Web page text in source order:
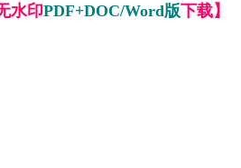
水印PDF+DOC/Word版下载】